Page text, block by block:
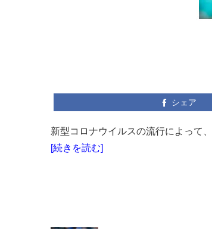
シェア
新型コロナウイルスの流行によって
[続きを読む]